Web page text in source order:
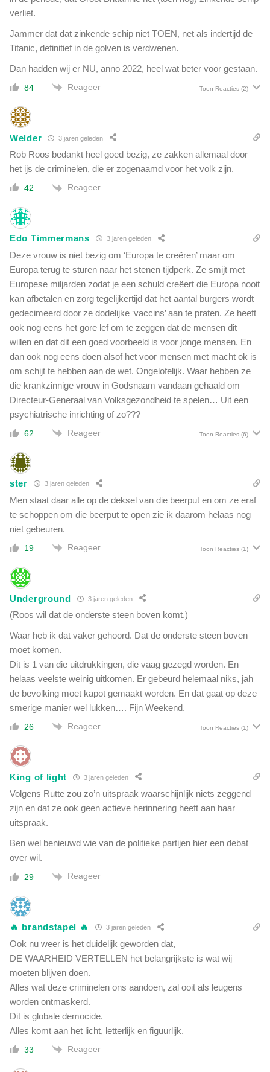
verliet.
Jammer dat dat zinkende schip niet TOEN, net als indertijd de
Titanic, definitief in de golven is verdwenen.
Dan hadden wij er NU, anno 2022, heel wat beter voor gestaan.
84 Reageer Toon Reacties (2)
Welder 3 jaren geleden
Rob Roos bedankt heel goed bezig, ze zakken allemaal door
het ijs de criminelen, die er zogenaamd voor het volk zijn.
42 Reageer
Edo Timmermans 3 jaren geleden
Deze vrouw is niet bezig om ‘Europa te creëren’ maar om
Europa terug te sturen naar het stenen tijdperk. Ze smijt met
Europese miljarden zodat je een schuld creëert die Europa nooit
kan afbetalen en zorg tegelijkertijd dat het aantal burgers wordt
gedecimeerd door ze dodelijke ‘vaccins’ aan te praten. Ze heeft
ook nog eens het gore lef om te zeggen dat de mensen dit
willen en dat dit een goed voorbeeld is voor jonge mensen. En
dan ook nog eens doen alsof het voor mensen met macht ok is
om schijt te hebben aan de wet. Ongelofelijk. Waar hebben ze
die krankzinnige vrouw in Godsnaam vandaan gehaald om
Directeur-Generaal van Volksgezondheid te spelen… Uit een
psychiatrische inrichting of zo???
62 Reageer Toon Reacties (6)
ster 3 jaren geleden
Men staat daar alle op de deksel van die beerput en om ze eraf
te schoppen om die beerput te open zie ik daarom helaas nog
niet gebeuren.
19 Reageer Toon Reacties (1)
Underground 3 jaren geleden
(Roos wil dat de onderste steen boven komt.)
Waar heb ik dat vaker gehoord. Dat de onderste steen boven
moet komen.
Dit is 1 van die uitdrukkingen, die vaag gezegd worden. En
helaas veelste weinig uitkomen. Er gebeurd helemaal niks, jah
de bevolking moet kapot gemaakt worden. En dat gaat op deze
smerige manier wel lukken…. Fijn Weekend.
26 Reageer Toon Reacties (1)
King of light 3 jaren geleden
Volgens Rutte zou zo’n uitspraak waarschijnlijk niets zeggend
zijn en dat ze ook geen actieve herinnering heeft aan haar
uitspraak.
Ben wel benieuwd wie van de politieke partijen hier een debat
over wil.
29 Reageer
🔥 brandstapel 🔥 3 jaren geleden
Ook nu weer is het duidelijk geworden dat,
DE WAARHEID VERTELLEN het belangrijkste is wat wij
moeten blijven doen.
Alles wat deze criminelen ons aandoen, zal ooit als leugens
worden ontmaskerd.
Dit is globale democide.
Alles komt aan het licht, letterlijk en figuurlijk.
33 Reageer